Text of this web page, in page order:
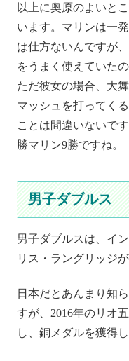
以上に奥原のよいと
います。マリンは一
は仕方ないんですが
をうまく使えていた
ただ彼女の場合、大
マッシュを打ってく
ことは間違いないで
勝マリン9勝ですね。
男子ダブルス
男子ダブルスは、イ
リス・ラングリッジ
日本だとあんまり知
すが、2016年のリオ
し、銅メダルを獲得